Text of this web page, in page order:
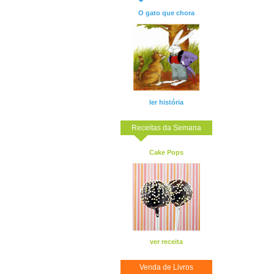
O gato que chora
ler história
Receitas da Semana
Cake Pops
ver receita
Venda de Livros